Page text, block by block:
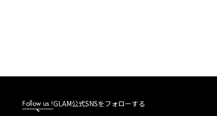
Follow us !GLAM公式SNSをフォローする